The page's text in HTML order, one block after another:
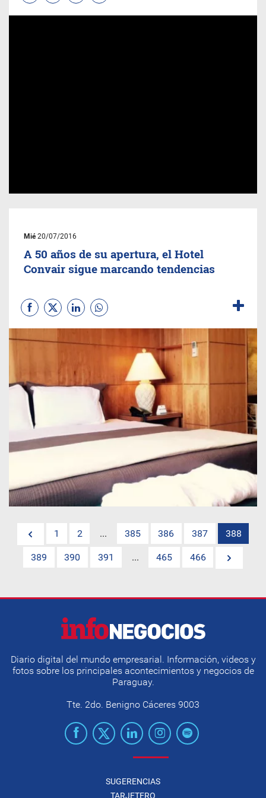
Mié20/07/2016
A 50 años de su apertura, el Hotel
Convair sigue marcando tendencias
1 2 ... 385 386 387 388
389 390 391 ... 465 466
Diario digital del mundo empresarial. Información, videos y
fotos sobre los principales acontecimientos y negocios de
Paraguay.
Tte. 2do. Benigno Cáceres 9003
SUGERENCIAS
TARJETERO